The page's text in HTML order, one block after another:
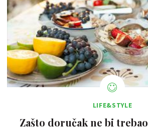
LIFE&STYLE
Zašto doručak ne bi